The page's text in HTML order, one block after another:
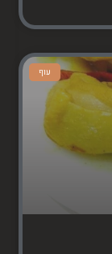
עוף